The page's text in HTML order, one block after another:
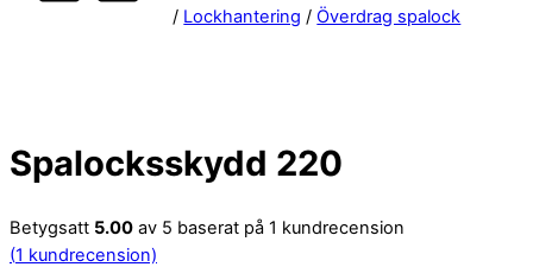
/ Lockhantering /Överdrag spalock
Spalocksskydd 220
Betygsatt 5.00 av 5 baserat på 1 kundrecension
(1 kundrecension)